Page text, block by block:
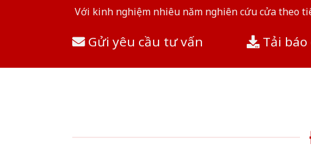
Với kinh nghiệm nhiêu năm nghiên cứu cửa theo
Gửi yêu cầu tư vấn Tải báo